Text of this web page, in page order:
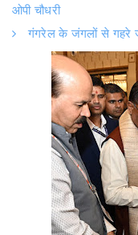
ओपी चौधरी
गंगरेल के जंगलों से गहरे